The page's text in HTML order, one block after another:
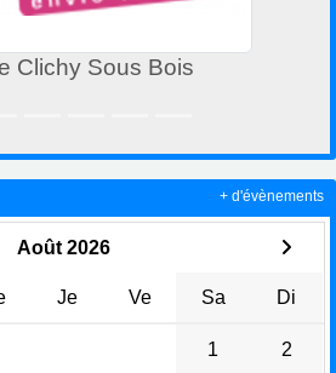
Clichy Sous Bois
Août 2026
Je Ve Sa Di
1 2
+ d'évènements